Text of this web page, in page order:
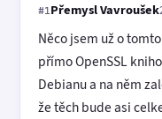
#1Přemysl Vavroušek
Něco jsem už o
přímo OpenSSL
Debianu a na něm
že těch bude asi